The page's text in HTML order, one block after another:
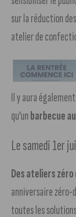
sur la réduction
atelier de
Il y aura
qu’unbarbecue
Le samedi 1er
Des ateliers
anniversaire zéro-
toutes les